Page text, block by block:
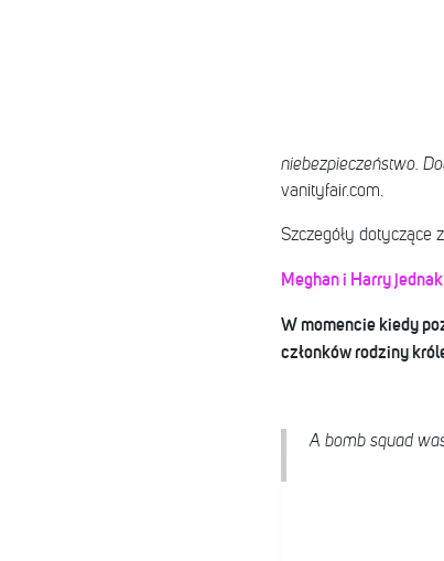
niebezpieczeństwo.
vanityfair.com.
Szczegóły dotyczące
Meghan i Harry
W momencie kiedy
członków rodziny
A bomb squad